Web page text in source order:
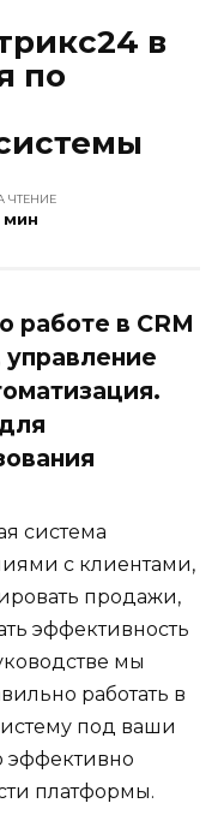
в
по
ЧТЕНИЕ
мин
работе в CRM
управление
система
с клиентами,
продажи,
эффективность
мы
работать в
под ваши
эффективно
платформы.